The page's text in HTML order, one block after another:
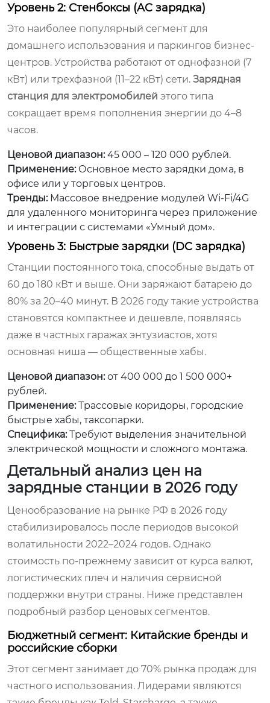
Уровень 2: Стенбоксы (AC зарядка)
Это наиболее популярный сегмент для
домашнего использования и паркингов бизнес-
центров. Устройства работают от однофазной (7
кВт) или трехфазной (11–22 кВт) сети. Зарядная
станция для электромобилей этого типа
сокращает время пополнения энергии до 4–8
часов.
Ценовой диапазон:45 000 – 120 000 рублей.
Применение:Основное место зарядки дома, в
офисе или у торговых центров.
Тренды:Массовое внедрение модулей Wi-Fi/4G
для удаленного мониторинга через приложение
и интеграции с системами «Умный дом».
Уровень 3: Быстрые зарядки (DC зарядка)
Станции постоянного тока, способные выдать от
60 до 180 кВт и выше. Они заряжают батарею до
80% за 20–40 минут. В 2026 году такие устройства
становятся компактнее и дешевле, появляясь
даже в частных гаражах энтузиастов, хотя
основная ниша — общественные хабы.
Ценовой диапазон:от 400 000 до 1 500 000+
рублей.
Применение:Трассовые коридоры, городские
быстрые хабы, таксопарки.
Специфика:Требуют выделения значительной
электрической мощности и сложного монтажа.
Детальный анализ цен на
зарядные станции в 2026 году
Ценообразование на рынке РФ в 2026 году
стабилизировалось после периодов высокой
волатильности 2022–2024 годов. Однако
стоимость по-прежнему зависит от курса валют,
логистических плеч и наличия сервисной
поддержки внутри страны. Ниже представлен
подробный разбор ценовых сегментов.
Бюджетный сегмент: Китайские бренды и
российские сборки
Этот сегмент занимает до 70% рынка продаж для
частного использования. Лидерами являются